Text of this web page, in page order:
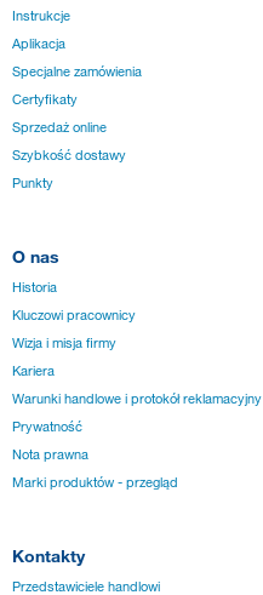
Instrukcje
Aplikacja
Specjalne zamówienia
Certyfikaty
Sprzedaż online
Szybkość dostawy
Punkty
O nas
Historia
Kluczowi pracownicy
Wizja i misja firmy
Kariera
Warunki handlowe i protokół reklamacyjny
Prywatność
Nota prawna
Marki produktów - przegląd
Kontakty
Przedstawiciele handlowi